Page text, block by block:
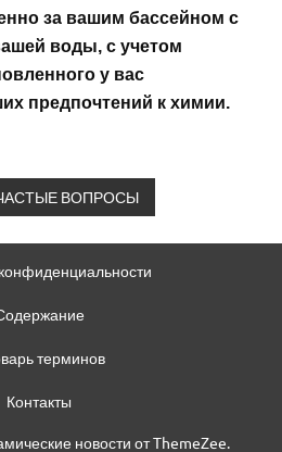
за вашим бассейном с
воды, с учетом
у вас
предпочтений к химии.
ВОПРОСЫ
терминов
Контакты
новости от ThemeZee.